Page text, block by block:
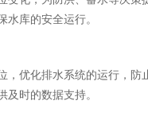
库的安全运行。
优化排水系统的运行，
时的数据支持。